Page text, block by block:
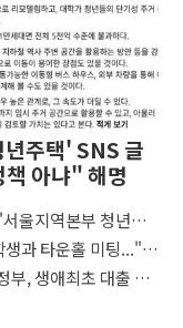
주택' SNS 글
아냐" 해명
울지역본부 청년주
회복도 숙제
과 타운홀 미팅..."청
공급 실현"
, 생애최초 대출 6억
, 오늘 제주·인천 경선
협, 업계 개인정보 보
증시, 고용 쇼크에 금